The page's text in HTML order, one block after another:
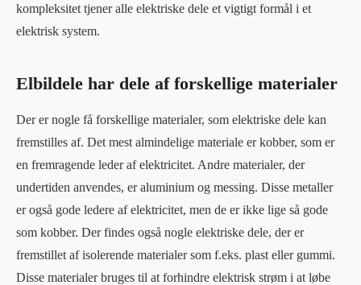
kompleksitet tjener alle elektriske dele et vigtigt formål i et
elektrisk system.
Elbildele har dele af forskellige materialer
Der er nogle få forskellige materialer, som elektriske dele kan
fremstilles af. Det mest almindelige materiale er kobber, som er
en fremragende leder af elektricitet. Andre materialer, der
undertiden anvendes, er aluminium og messing. Disse metaller
er også gode ledere af elektricitet, men de er ikke lige så gode
som kobber. Der findes også nogle elektriske dele, der er
fremstillet af isolerende materialer som f.eks. plast eller gummi.
Disse materialer bruges til at forhindre elektrisk strøm i at løbe